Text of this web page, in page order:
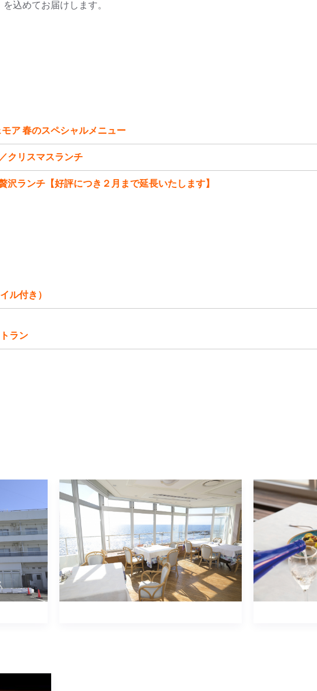
を込めてお届けします。
ア 春のスペシャルメニュー
クリスマスランチ
沢ランチ【好評につき２月まで延長いたします】
ル付き）
ラン